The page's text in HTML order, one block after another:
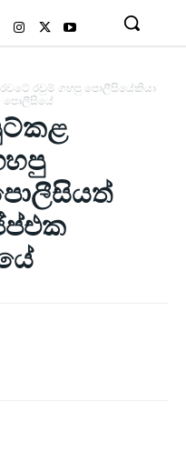
රවුම් ගහපු පොලීසියේකියා
පොලීසියේ